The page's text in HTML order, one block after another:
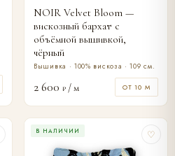
NOIR Velvet Bloom —
вискозный бархат с
объёмной вышивкой,
чёрный
Вышивка · 100% вискоза · 109 см.
2 600 ₽ / м ОТ 10 М
В НАЛИЧИИ ♡